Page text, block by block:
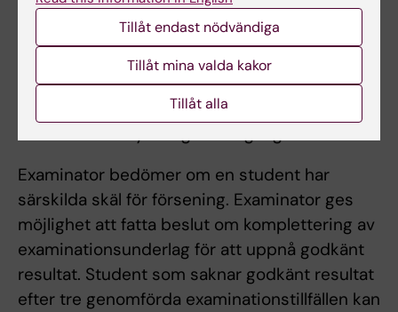
För sent inlämnade examinationsuppgifter
beaktas ej. Studenter som inte lämnat in i tid
hänvisas till omtentamenstillfället. Vid
underkänt betyg på praktiskt moment har
studenten rätt att genomgå examination av
Examinator bedömer om en student har
särskilda skäl för försening. Examinator ges
möjlighet att fatta beslut om komplettering av
examinationsunderlag för att uppnå godkänt
resultat. Student som saknar godkänt resultat
efter tre genomförda examinationstillfällen kan
Tillåt endast nödvändiga
Tillåt mina valda kakor
Tillåt alla